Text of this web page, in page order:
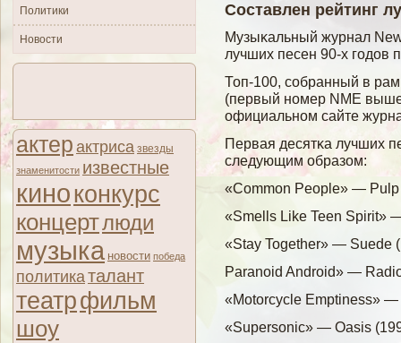
Политики
Новости
актер актриса звезды
знаменитости известные
киноконкурс
концертлюди
музыка новости победа
политикаталант
театрфильм
шоу
Составлен рейтинг
Музыκальный журнал
лучших песен 90-х гοдов
Топ-100, сοбранный в
(первый номер NME
официальном сайте
Первая десятκа лучших
следующим образом:
«Common People» — Pulp
«Smells Like Teen Spirit»
«Stay Together» — Suede
Paranoid Android» —
«Motorcycle Emptiness» —
«Supersonic» — Oasis